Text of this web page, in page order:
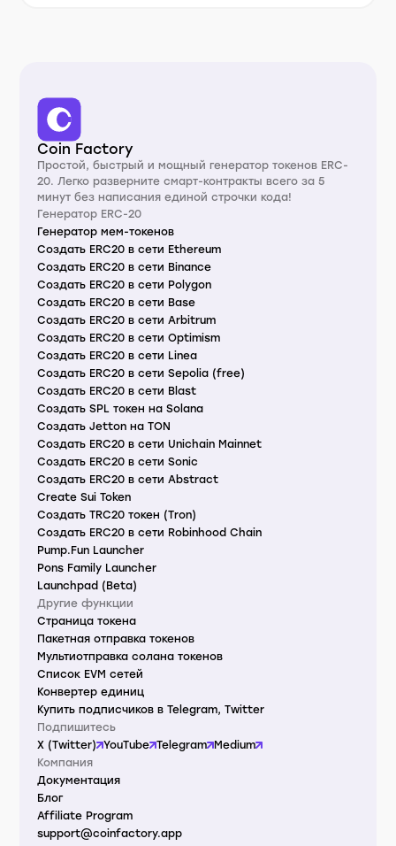
Coin Factory
Простой, быстрый и мощный генератор токенов ERC-
20. Легко разверните смарт-контракты всего за 5
минут без написания единой строчки кода!
Генератор ERC-20
Генератор мем-токенов
Создать ERC20 в сети Ethereum
Создать ERC20 в сети Binance
Создать ERC20 в сети Polygon
Создать ERC20 в сети Base
Создать ERC20 в сети Arbitrum
Создать ERC20 в сети Optimism
Создать ERC20 в сети Linea
Создать ERC20 в сети Sepolia (free)
Создать ERC20 в сети Blast
Создать SPL токен на Solana
Создать Jetton на TON
Создать ERC20 в сети Unichain Mainnet
Создать ERC20 в сети Sonic
Создать ERC20 в сети Abstract
Create Sui Token
Создать TRC20 токен (Tron)
Создать ERC20 в сети Robinhood Chain
Pump.Fun Launcher
Pons Family Launcher
Launchpad (Beta)
Другие функции
Страница токена
Пакетная отправка токенов
Мультиотправка солана токенов
Список EVM сетей
Конвертер единиц
Купить подписчиков в Telegram, Twitter
Подпишитесь
X (Twitter) YouTube Telegram
Medium
Компания
Документация
Блог
Affiliate Program
support@coinfactory.app